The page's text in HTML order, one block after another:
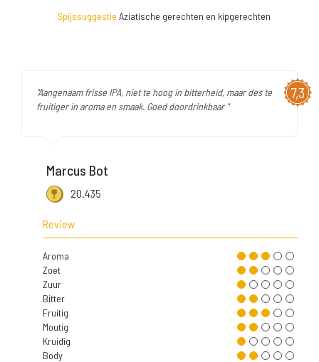
Spijssuggestie Aziatische gerechten en kipgerechten
7,3
"Aangenaam frisse IPA, niet te hoog in bitterheid, maar des te
fruitiger in aroma en smaak. Goed doordrinkbaar "
Marcus Bot
20.435
Review
Aroma
Zoet
Zuur
Bitter
Fruitig
Moutig
Kruidig
Body